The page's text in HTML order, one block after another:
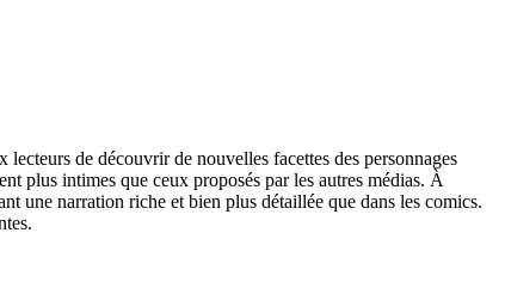
de découvrir de nouvelles facettes des personnages
plus intimes que ceux proposés par les autres médias. À
une narration riche et bien plus détaillée que dans les comics.